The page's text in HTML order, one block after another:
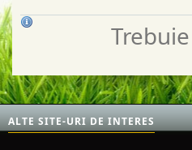
ALTE SITE-URI DE INTERES